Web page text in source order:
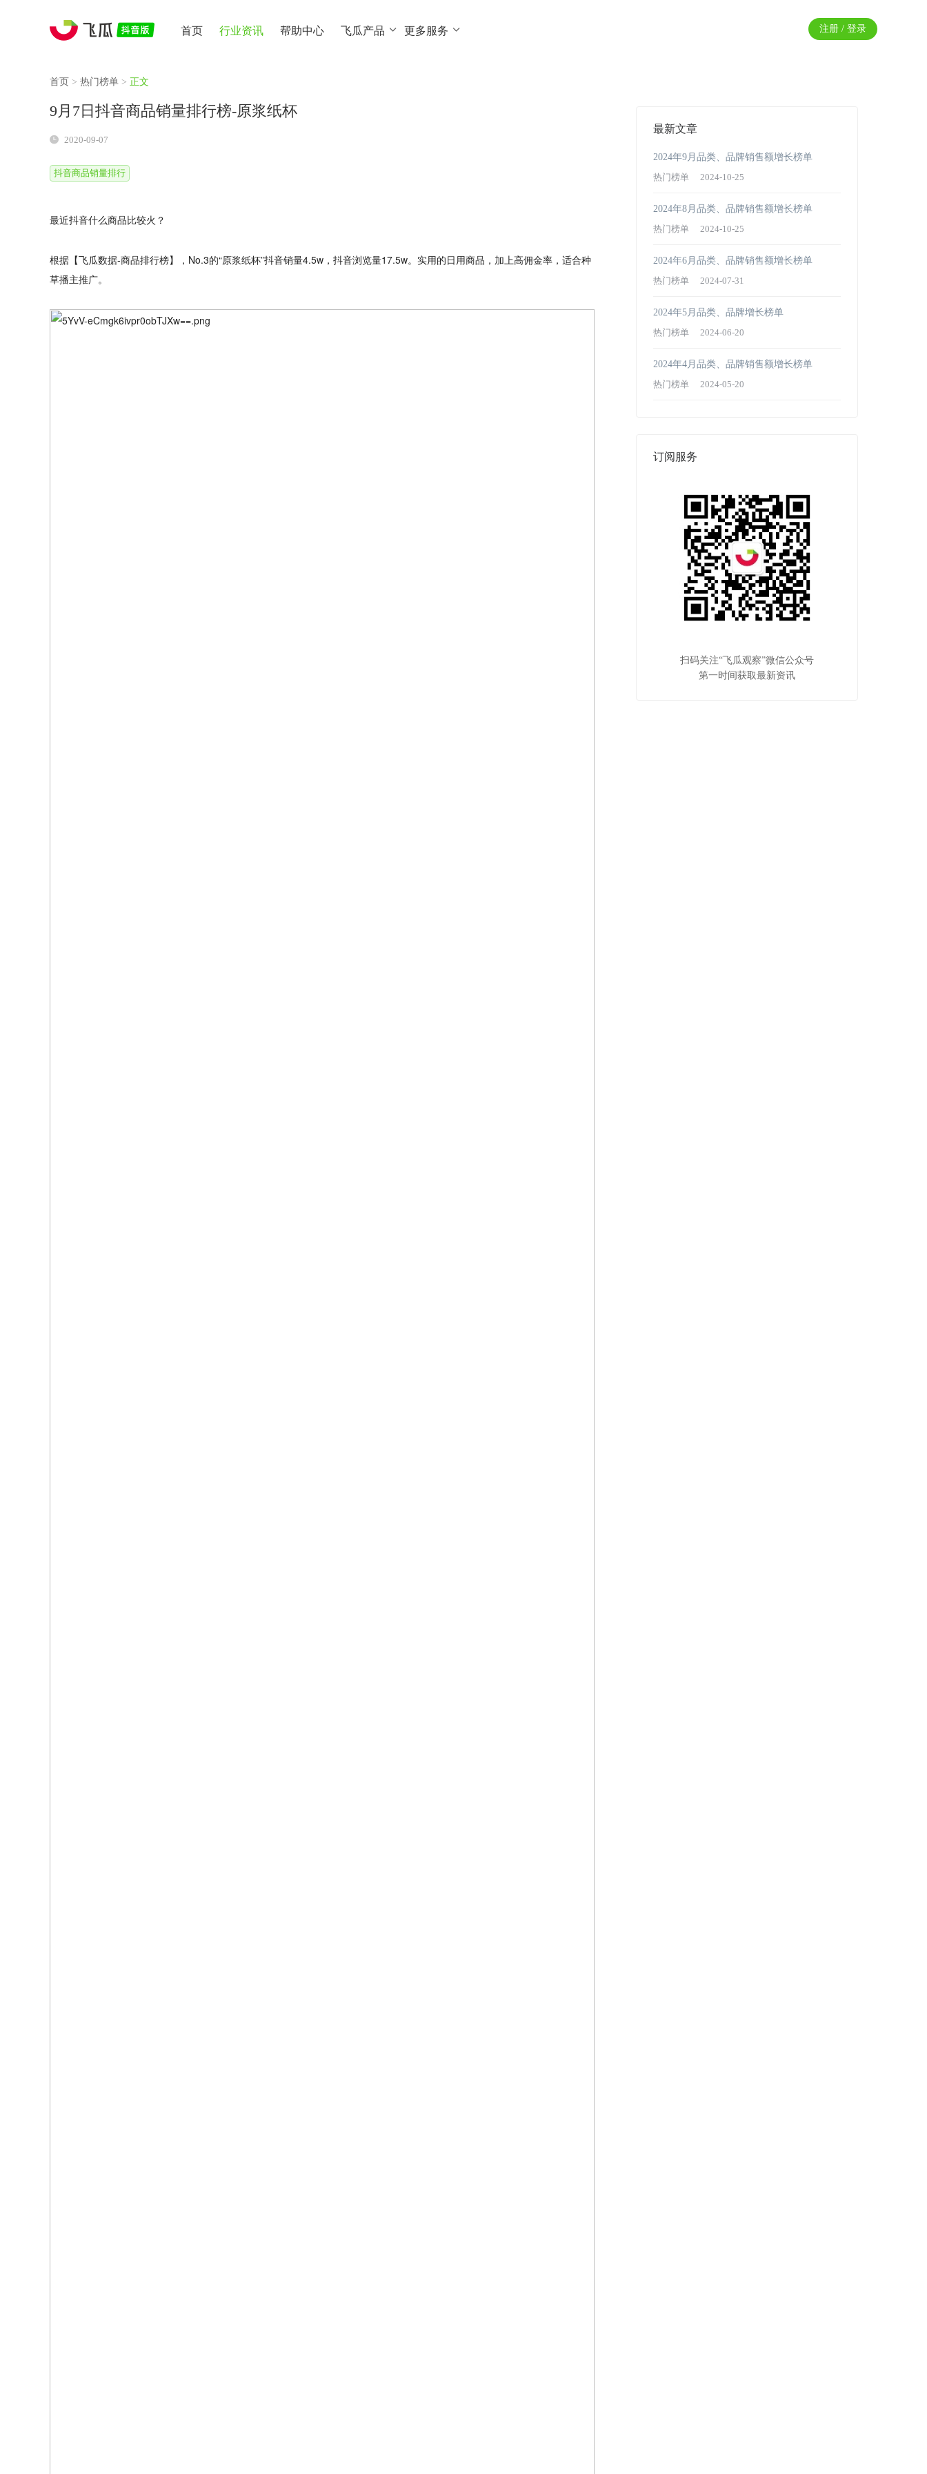
首页 行业资讯 帮助中心 飞瓜产品 更多服务 注册 / 登录
首页 > 热门榜单 > 正文
9月7日抖音商品销量排行榜-原浆纸杯
2020-09-07
抖音商品销量排行
最近抖音什么商品比较火？
根据【飞瓜数据-商品排行榜】，No.3的“原浆纸杯”抖音销量4.5w，抖音浏览量17.5w。实用的日用商品，加上高佣金率，适合种
草播主推广。
最新文章
2024年9月品类、品牌销售额增长榜单
热门榜单
2024-10-25
2024年8月品类、品牌销售额增长榜单
热门榜单
2024-10-25
2024年6月品类、品牌销售额增长榜单
热门榜单
2024-07-31
2024年5月品类、品牌增长榜单
热门榜单
2024-06-20
2024年4月品类、品牌销售额增长榜单
热门榜单
2024-05-20
订阅服务
扫码关注“飞瓜观察”微信公众号
第一时间获取最新资讯